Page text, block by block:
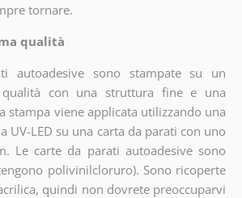
tornare.
qualità
autoadesive sono stampate su un
con una struttura fine e una
stampa viene applicata utilizzando una
UV-LED su una carta da parati con uno
Le carte da parati autoadesive sono
polivinilcloruro). Sono ricoperte
quindi non dovrete preoccuparvi